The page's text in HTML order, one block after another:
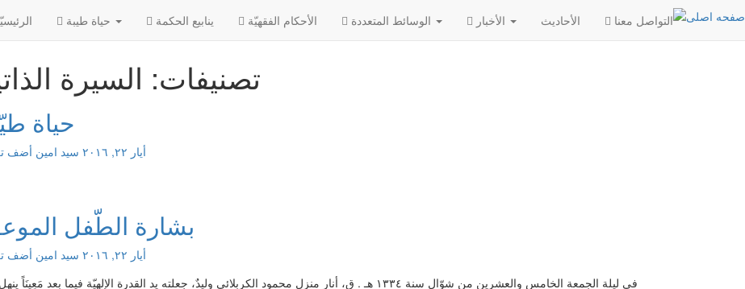
ينابيع الحكمة الأحکام الفقهیّة الأحادیث التواصل معنا
تصنيفات: السيرة
حياة
أيار ٢٢, ٢٠١٦ سید امین أضف
بشارة الطّفل
أيار ٢٢, ٢٠١٦ سید امین أضف
في ليلة الجمعة الخامس والعشرين من شوّال سنة ١٣٣٤ هـ . ق، أنار منزل محمود الكربلائي وليدٌ، جعلته يد القدرة الإلهيّة فيما بعد مَعِينَاً